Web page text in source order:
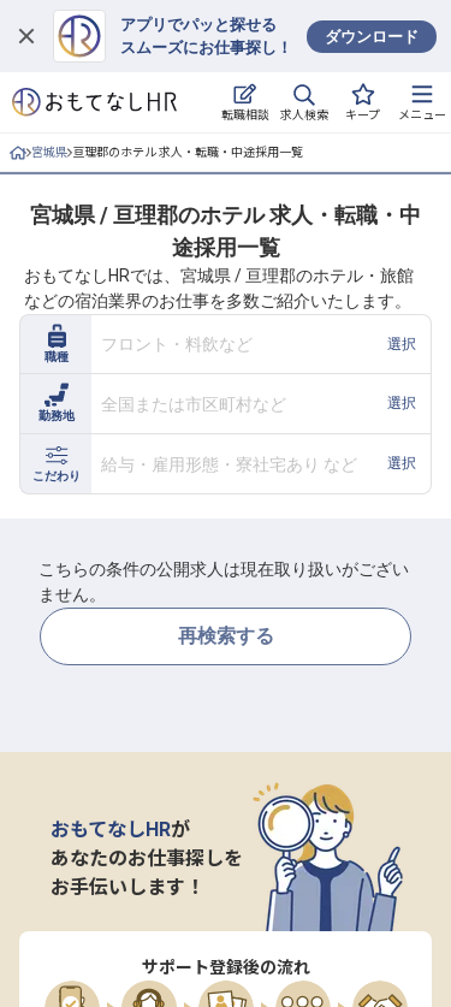
アプリでパッと探せる
スムーズにお仕事探し！
ダウンロード
転職相談 求人検索 キープ メニュー
ログイン
求人・施設を探す
就職・転職 合同説明会
おもてなしHRについて
ご利用の流れ
よくある質問
ホテル・宿泊業界情報コラム
無料 転職サポートに申し込む
採用をお考えの企業様へ
宮城県 亘理郡のホテル 求人・転職・中途採用一覧
宮城県 / 亘理郡のホテル 求人・転職・中
途採用一覧
おもてなしHRでは、宮城県 / 亘理郡のホテル・旅館
などの宿泊業界のお仕事を多数ご紹介いたします。
職種
フロント・料飲など 選択
勤務地
全国または市区町村など 選択
こだわり
給与・雇用形態・寮社宅あり など 選択
こちらの条件の公開求人は現在取り扱いがござい
ません。
再検索する
おもてなしHRが
あなたのお仕事探しを
お手伝いします！
サポート登録後の流れ